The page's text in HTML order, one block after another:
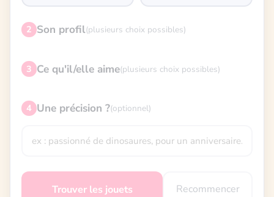
2 Son profil(plusieurs choix possibles)
3 Ce qu'il/elle aime(plusieurs choix possibles)
4 Une précision ?(optionnel)
Trouver les jouets Recommencer